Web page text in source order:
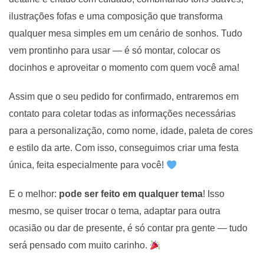
ilustrações fofas e uma composição que transforma
qualquer mesa simples em um cenário de sonhos. Tudo
vem prontinho para usar — é só montar, colocar os
docinhos e aproveitar o momento com quem você ama!
Assim que o seu pedido for confirmado, entraremos em
contato para coletar todas as informações necessárias
para a personalização, como nome, idade, paleta de cores
e estilo da arte. Com isso, conseguimos criar uma festa
única, feita especialmente para você!
E o melhor: pode ser feito em qualquer tema! Isso
mesmo, se quiser trocar o tema, adaptar para outra
ocasião ou dar de presente, é só contar pra gente — tudo
será pensado com muito carinho.